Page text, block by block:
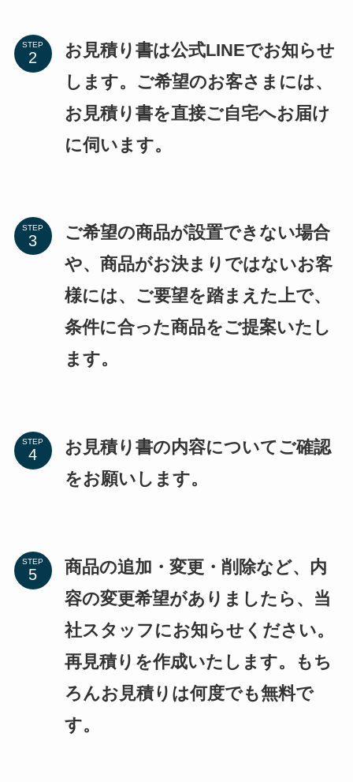
STEP
お見積り書は公式LINEでお知らせ
します。ご希望のお客さまには、
お見積り書を直接ご自宅へお届け
に伺います。
STEP
ご希望の商品が設置できない場合
や、商品がお決まりではないお客
様には、ご要望を踏まえた上で、
条件に合った商品をご提案いたし
ます。
STEP
お見積り書の内容についてご確認
をお願いします。
STEP
商品の追加・変更・削除など、内
容の変更希望がありましたら、当
社スタッフにお知らせください。
再見積りを作成いたします。もち
ろんお見積りは何度でも無料で
す。